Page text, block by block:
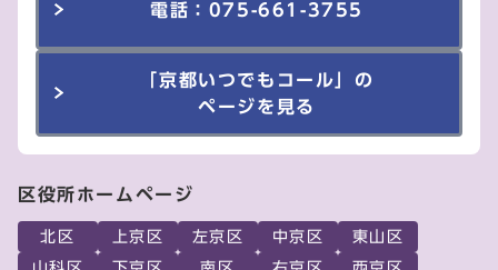
電話：075-661-3755
「京都いつでもコール」の
ページを見る
区役所ホームページ
北区 上京区 左京区 中京区
東山区